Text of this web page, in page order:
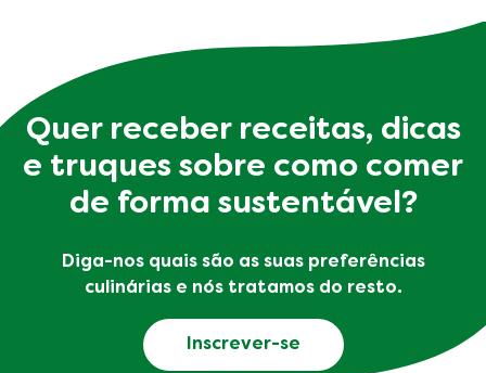
Quer receber receitas, dicas
e truques sobre como comer
de forma sustentável?
Diga-nos quais são as suas preferências
culinárias e nós tratamos do resto.
Inscrever-se